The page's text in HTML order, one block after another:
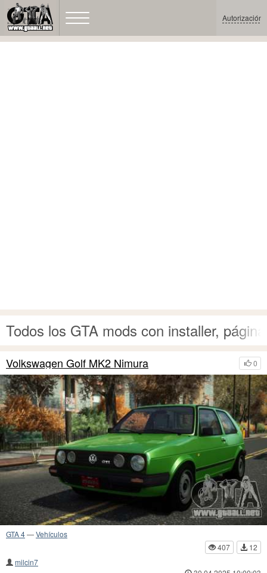
Autorización
Todos los GTA mods con installer,
0
Volkswagen Golf MK2 Nimura
GTA 4—Vehículos
407
12
milcin7